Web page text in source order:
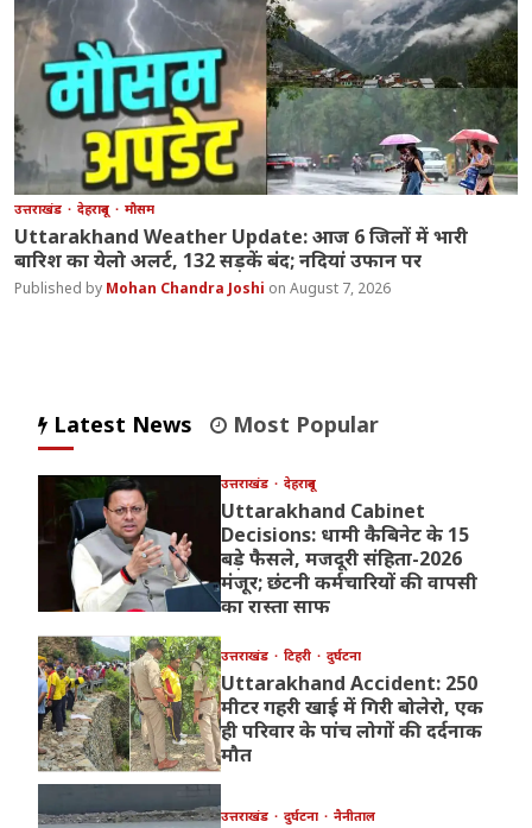
उत्तराखंड देहरादून मौसम
Uttarakhand Weather Update: आज 6 जिलों में भारी
बारिश का येलो अलर्ट, 132 सड़कें बंद; नदियां उफान पर
Mohan Chandra Joshi August 7, 2026
Latest News Most Popular
उत्तराखंड देहरादून
Uttarakhand Cabinet
Decisions: धामी कैबिनेट के 15
बड़े फैसले, मजदूरी संहिता-2026
मंजूर; छंटनी कर्मचारियों की वापसी
का रास्ता साफ
उत्तराखंड टिहरी दुर्घटना
Uttarakhand Accident: 250
मीटर गहरी खाई में गिरी बोलेरो, एक
ही परिवार के पांच लोगों की दर्दनाक
मौत
उत्तराखंड दुर्घटना नैनीताल